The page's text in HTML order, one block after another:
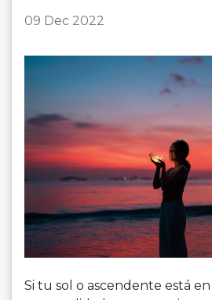
09 Dec 2022
Si tu sol o ascendente está